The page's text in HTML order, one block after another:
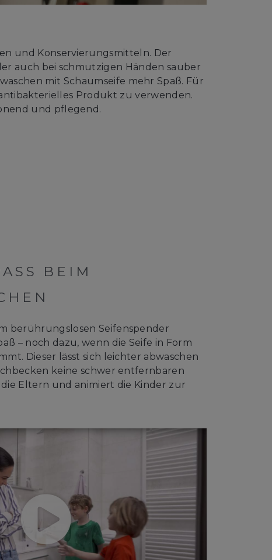
und Konservierungsmitteln. Der
auch bei schmutzigen Händen sauber
mit Schaumseife mehr Spaß. Für
Produkt zu verwenden.
und pflegend.
BEIM H
berührungslosen Seifenspender
– noch dazu, wenn die Seife in Form
Dieser lässt sich leichter abwaschen
keine schwer entfernbaren
Eltern und animiert die Kinder zur